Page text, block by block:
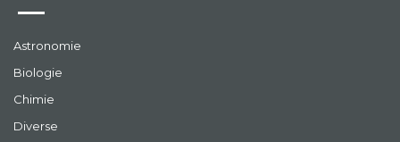
Astronomie
Biologie
Chimie
Diverse